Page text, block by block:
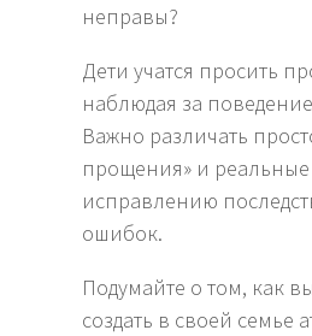
неправы?
Дети учатся просить
наблюдая за
Важно различать
прощения» и реальные
исправлению
ошибок.
Подумайте о том, как
создать в своей семье